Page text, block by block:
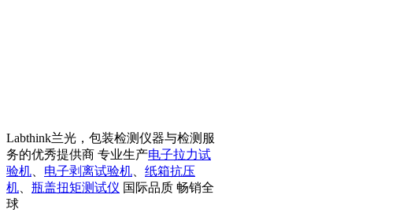
Labthink兰光，包装检测仪器与检测服
务的优秀提供商 专业生产电子拉力试
验机
电子剥离试验机
纸箱抗压
机
瓶盖扭矩测试仪 国际品质 畅销全
球